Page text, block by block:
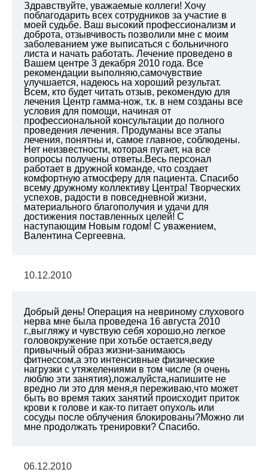
Здравствуйте, уважаемые коллеги! Хочу
поблагодарить всех сотрудников за участие в
моей судьбе. Ваш высокий профессионализм и
доброта, отзывчивость позволили мне с моим
заболеванием уже выписаться с больничного
листа и начать работать. Лечение проведено в
Вашем центре 3 декабря 2010 года. Все
рекомендации выполняю,самочувствие
улучшается, надеюсь на хороший результат.
Всем, кто будет читать отзыв, рекомендую для
лечения Центр гамма-нож, т.к. в нем созданы все
условия для помощи, начиная от
профессиональной консультации до полного
проведения лечения. Продуманы все этапы
лечения, понятны и, самое главное, соблюдены.
Нет неизвестности, которая пугает, на все
вопросы получены ответы.Весь персонал
работает в дружной команде, что создает
комфортную атмосферу для пациента. Спасибо
всему дружному коллективу Центра! Творческих
успехов, радости в повседневной жизни,
материального благополучия и удачи для
достижения поставленных целей! С
наступающим Новым годом! С уважением,
Валентина Сергеевна.
10.12.2010
Добрый день! Операция на невриному слухового
нерва мне была проведена 16 августа 2010
г.,выгляжу и чувствую себя хорошо,но легкое
головокружение при хотьбе остается,веду
привычный образ жизни-занимаюсь
фитнессом,а это интенсивные физические
нагрузки с утяжелениями в том числе (я очень
люблю эти занятия),пожалуйста,напишите не
вредно ли это для меня,я переживаю,что может
быть во время таких занятий происходит приток
крови к голове и как-то питает опухоль или
сосуды после облучения блокированы?Можно ли
мне продолжать тренировки? Спасибо.
06.12.2010